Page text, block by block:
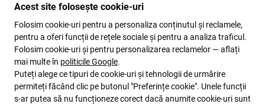
Newsletter Fix
Înscrieți-vă pentru a primi periodic informații despre reduceri și
noutăți din oferta noastră. În același timp, prin trimiterea acestui
formular, confirm că am peste 16 ani
Acest site folosește cookie-uri
Folosim cookie-uri pentru a personaliza conținutul și reclamele,
pentru a oferi funcții de rețele sociale și pentru a analiza traficul.
Folosim cookie-uri și pentru personalizarea reclamelor — aflați
mai multe în politicile Google.
Puteți alege ce tipuri de cookie-uri și tehnologii de urmărire
permiteți făcând clic pe butonul "Preferințe cookie". Unele funcții
s-ar putea să nu funcționeze corect dacă anumite cookie-uri sunt